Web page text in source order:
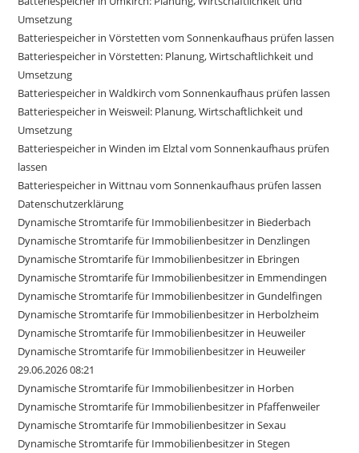
Umsetzung
Batteriespeicher in Vörstetten vom Sonnenkaufhaus prüfen lassen
Batteriespeicher in Vörstetten: Planung, Wirtschaftlichkeit und
Umsetzung
Batteriespeicher in Waldkirch vom Sonnenkaufhaus prüfen lassen
Batteriespeicher in Weisweil: Planung, Wirtschaftlichkeit und
Umsetzung
Batteriespeicher in Winden im Elztal vom Sonnenkaufhaus prüfen
lassen
Batteriespeicher in Wittnau vom Sonnenkaufhaus prüfen lassen
Datenschutzerklärung
Dynamische Stromtarife für Immobilienbesitzer in Biederbach
Dynamische Stromtarife für Immobilienbesitzer in Denzlingen
Dynamische Stromtarife für Immobilienbesitzer in Ebringen
Dynamische Stromtarife für Immobilienbesitzer in Emmendingen
Dynamische Stromtarife für Immobilienbesitzer in Gundelfingen
Dynamische Stromtarife für Immobilienbesitzer in Herbolzheim
Dynamische Stromtarife für Immobilienbesitzer in Heuweiler
Dynamische Stromtarife für Immobilienbesitzer in Heuweiler
29.06.2026 08:21
Dynamische Stromtarife für Immobilienbesitzer in Horben
Dynamische Stromtarife für Immobilienbesitzer in Pfaffenweiler
Dynamische Stromtarife für Immobilienbesitzer in Sexau
Dynamische Stromtarife für Immobilienbesitzer in Stegen